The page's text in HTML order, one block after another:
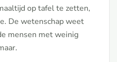
op tafel te zetten,
De wetenschap weet
mensen met weinig